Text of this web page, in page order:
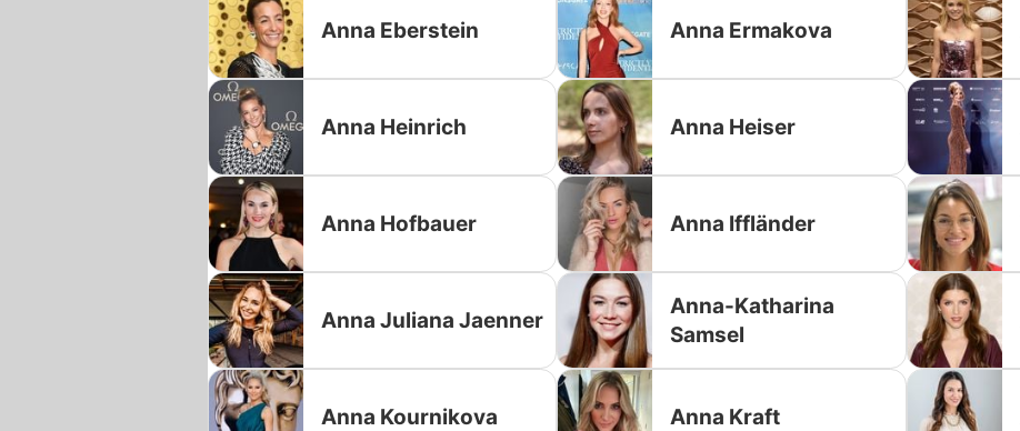
Anna Eberstein Anna Ermakova
Anna Heinrich Anna Heiser
Anna Hofbauer Anna Iffländer
Anna Juliana Jaenner
Anna-Katharina
Samsel
Anna Kournikova Anna Kraft